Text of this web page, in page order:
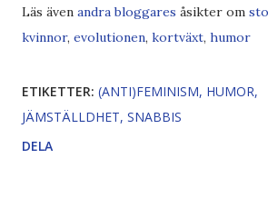
Läs även andra bloggares åsikter om
kvinnor, evolutionen, kortväxt, humor
ETIKETTER: (ANTI)FEMINISM HUMOR
JÄMSTÄLLDHET SNABBIS
DELA